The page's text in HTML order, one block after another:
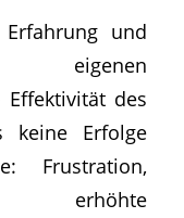
und
eigenen
des
keine Erfolge
Frustration,
erhöhte